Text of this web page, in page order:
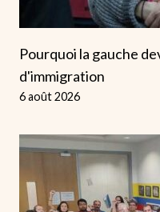
Pourquoi la gauche
d'immigration
6 août 2026